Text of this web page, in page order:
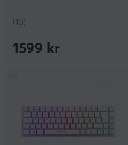
(10)
1599 kr